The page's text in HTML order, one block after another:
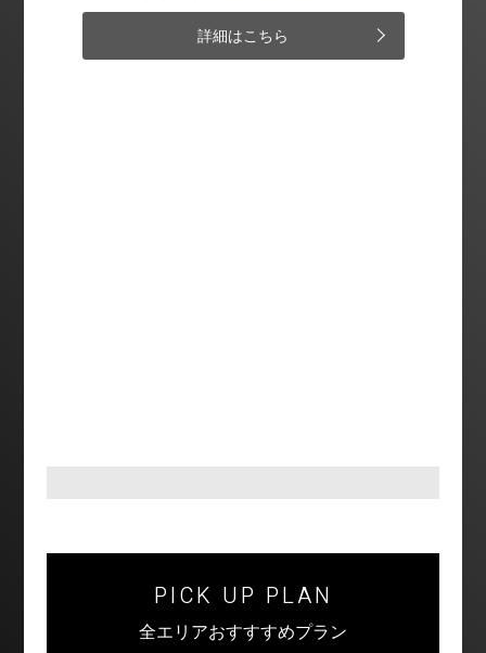
詳細はこちら
PICK UP PLAN
全エリアおすすすめプラン